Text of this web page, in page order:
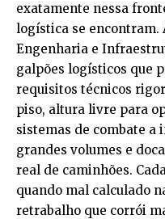
exatamente nessa
logística se encontram.
Engenharia e
galpões logísticos que
requisitos técnicos
piso, altura livre para
sistemas de combate a
grandes volumes e
real de caminhões.
quando mal calculado
retrabalho que corrói